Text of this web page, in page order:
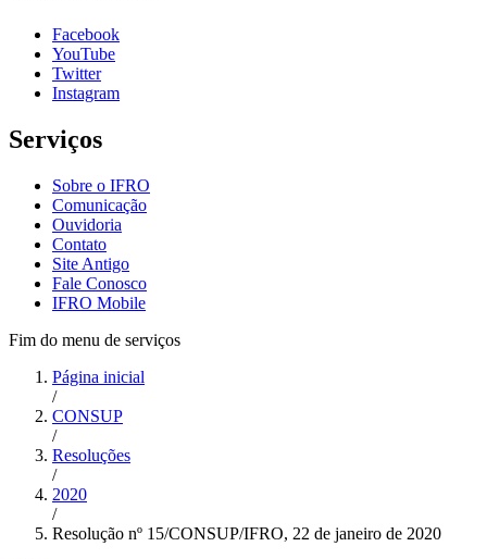
Facebook
YouTube
Twitter
Instagram
Serviços
Sobre o IFRO
Comunicação
Ouvidoria
Contato
Site Antigo
Fale Conosco
IFRO Mobile
Fim do menu de serviços
Página inicial
/
CONSUP
/
Resoluções
/
2020
/
Resolução nº 15/CONSUP/IFRO, 22 de janeiro de 2020